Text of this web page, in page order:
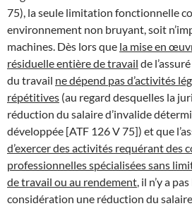
75), la seule limitation fonctionnelle
environnement non bruyant, soit
machines. Dès lors que la mise en
résiduelle entière de travail de
du travail ne dépend pas d’activités
répétitives (au regard desquelles la
réduction du salaire d’invalide
développée [ATF 126 V 75]) et que
d’exercer des activités requérant des
professionnelles spécialisées sans
de travail ou au rendement , il n’y a
considération une réduction du